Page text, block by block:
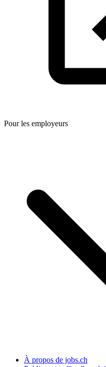
Pour les employeurs
À propos de jobs.ch